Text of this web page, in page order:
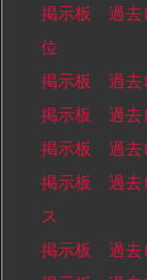
掲示板 過去
位
掲示板 過去
掲示板 過去
掲示板 過去
掲示板 過去
ス
掲示板 過去